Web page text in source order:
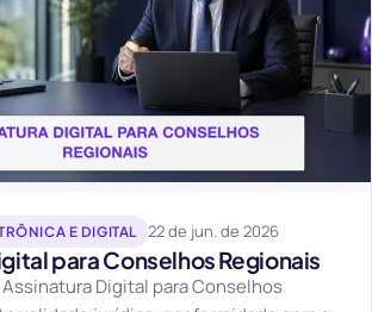
E DIGITAL 22 de jun. de 2026
para Conselhos Regionais
Digital para Conselhos